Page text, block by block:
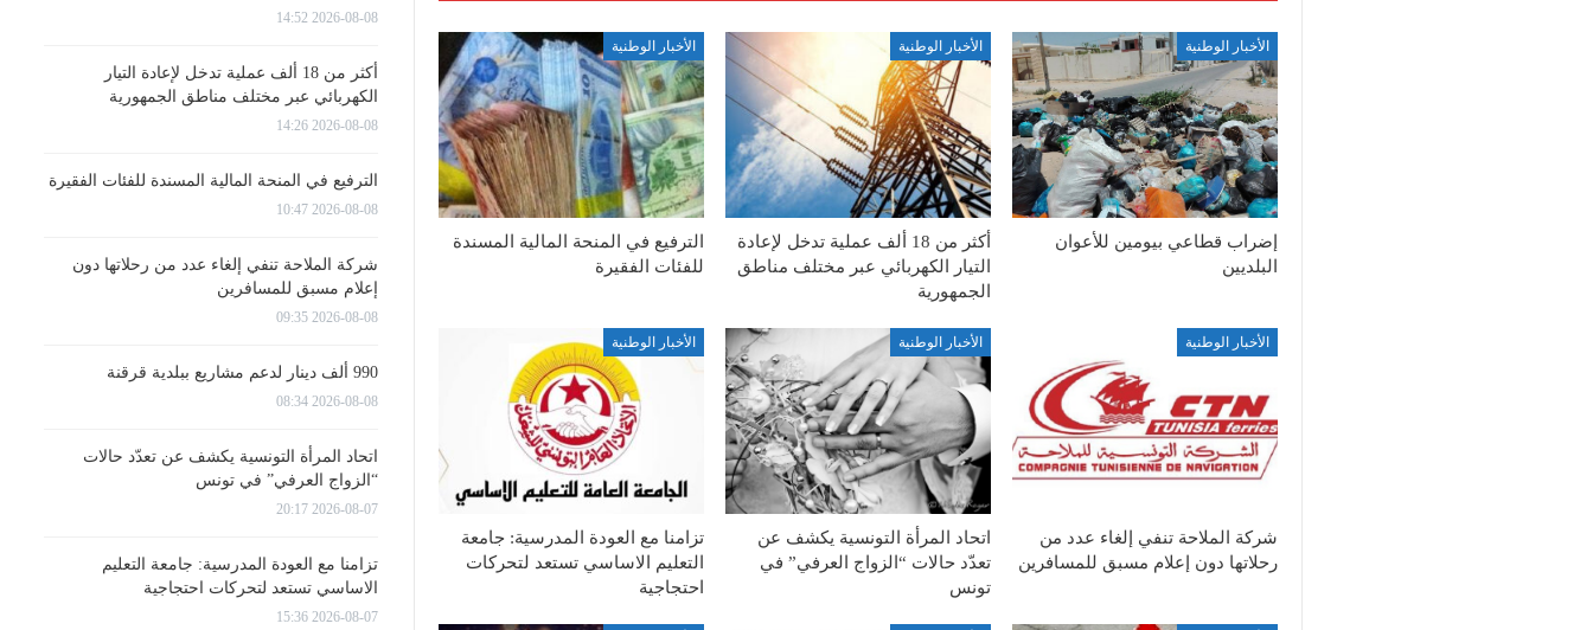
الأخبار الوطنية
إضراب قطاعي بيومين للأعوان
البلديين
الأخبار الوطنية
أكثر من 18 ألف عملية تدخل لإعادة
التيار الكهربائي عبر مختلف مناطق
الجمهورية
الأخبار الوطنية
الترفيع في المنحة المالية المسندة
للفئات الفقيرة
الأخبار الوطنية
شركة الملاحة تنفي إلغاء عدد من
رحلاتها دون إعلام مسبق للمسافرين
الأخبار الوطنية
اتحاد المرأة التونسية يكشف عن
تعدّد حالات “الزواج العرفي” في
تونس
الأخبار الوطنية
تزامنا مع العودة المدرسية: جامعة
التعليم الاساسي تستعد لتحركات
احتجاجية
2026-08-08 14:52
أكثر من 18 ألف عملية تدخل لإعادة التيار
الكهربائي عبر مختلف مناطق الجمهورية
2026-08-08 14:26
الترفيع في المنحة المالية المسندة للفئات الفقيرة
2026-08-08 10:47
شركة الملاحة تنفي إلغاء عدد من رحلاتها دون
إعلام مسبق للمسافرين
2026-08-08 09:35
990 ألف دينار لدعم مشاريع ببلدية قرقنة
2026-08-08 08:34
اتحاد المرأة التونسية يكشف عن تعدّد حالات
“الزواج العرفي” في تونس
2026-08-07 20:17
تزامنا مع العودة المدرسية: جامعة التعليم
الاساسي تستعد لتحركات احتجاجية
2026-08-07 15:36